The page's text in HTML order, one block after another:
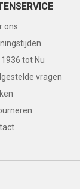
ons
tot Nu
vragen